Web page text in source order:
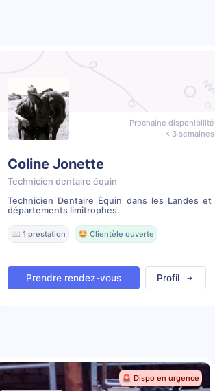
Prochaine disponibilité
< 3 semaines
Coline Jonette
Technicien dentaire équin
Technicien Dentaire Équin dans les Landes et
départements limitrophes.
📖 1 prestation 🤩 Clientèle ouverte
Prendre rendez-vous Profil
🚨 Dispo en urgence